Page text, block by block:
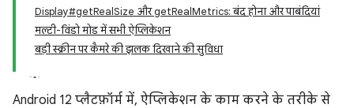
Display#getRealSize और getRealMetrics: बंद होना और पाबंदियां
मल्टी-विंडो मोड में सभी ऐप्लिकेशन
बड़ी स्क्रीन पर कैमरे की झलक दिखाने की सुविधा
Android 12 प्लैटफ़ॉर्म में, ऐप्लिकेशन के काम करने के तरीके से